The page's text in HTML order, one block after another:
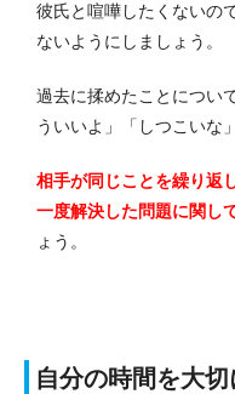
彼氏と喧嘩したくないの
ないようにしましょう。
過去に揉めたことについ
ういいよ」「しつこいな
相手が同じことを繰り返
一度解決した問題に関し
ょう。
自分の時間を大切